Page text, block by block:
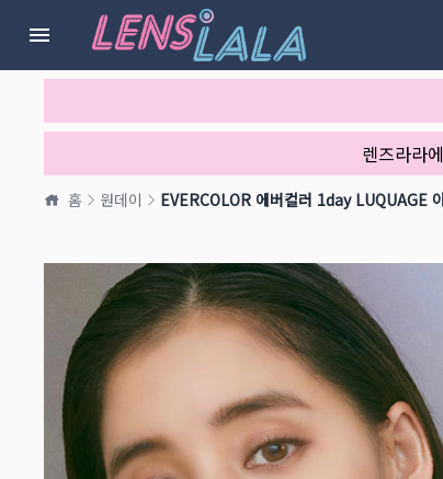
렌즈라라
홈 원데이 EVERCOLOR 에버컬러 1day LUQUAGE